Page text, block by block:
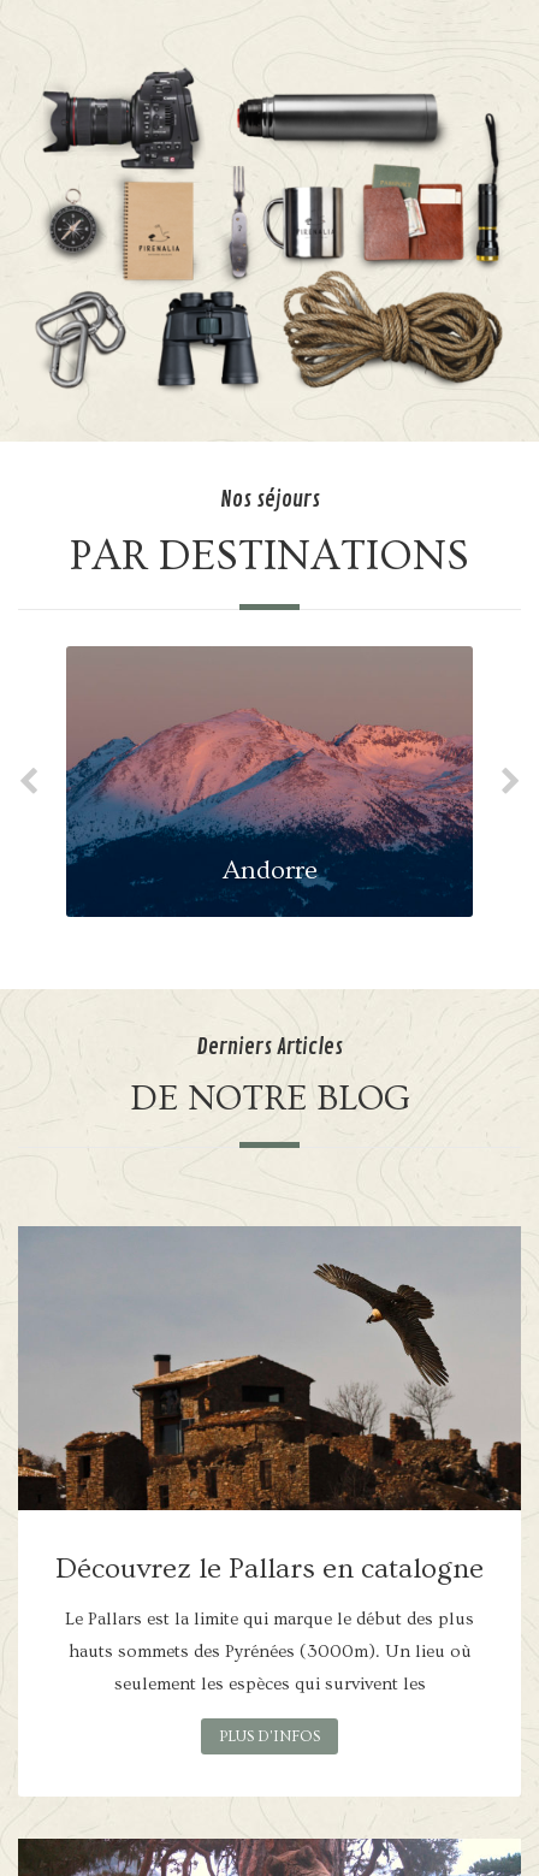
Nos séjours
PAR DESTINATIONS
Andorre
Derniers Articles
DE NOTRE BLOG
Découvrez le Pallars en catalogne
Le Pallars est la limite qui marque le début des plus
hauts sommets des Pyrénées (3000m). Un lieu où
seulement les espèces qui survivent les
PLUS D'INFOS